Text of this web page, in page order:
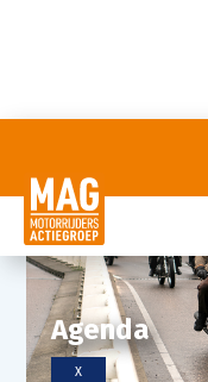
Agenda
X